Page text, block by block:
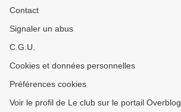
Contact
Signaler un abus
C.G.U.
Cookies et données personnelles
Préférences cookies
Voir le profil de Le club sur le portail Overblog